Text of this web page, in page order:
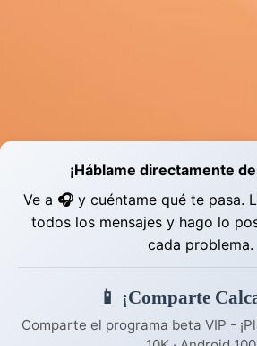
¡Háblame directamente
Ve a 🎧y cuéntame qué te pasa.
todos los mensajes y hago lo
cada problema.
📱 ¡Comparte
Comparte el programa beta VIP -